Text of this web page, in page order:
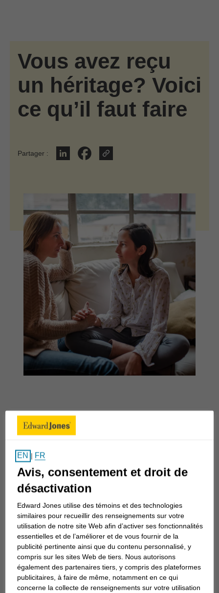
Vous avez reçu
un héritage? Voici
ce qu’il faut faire
Partager :
Conseils et perspectives
Composer avec un héritage peut être
étonnamment émotionnel. Entre la paperasse et
les décisions financières, ce sont souvent les
souvenirs, les relations et le sentiment de
responsabilité qui sont les plus lourds. Que vous
soyez toujours en deuil ou que vous ne sachiez
tout simplement pas par où commencer, vous
n’êtes pas seul. De nombreuses personnes sont
confrontées à la même combinaison de gratitude,
d’incertitude et de pression. Ce guide est là pour
vous aider à aller de l’avant en toute clarté et en
EN | FR
Avis, consentement et droit de
désactivation
Edward Jones utilise des témoins et des technologies
similaires pour recueillir des renseignements sur votre
utilisation de notre site Web afin d’activer ses fonctionnalités
essentielles et de l’améliorer et de vous fournir de la
publicité pertinente ainsi que du contenu personnalisé, y
compris sur les sites Web de tiers. Nous autorisons
également des partenaires tiers, y compris des plateformes
publicitaires, à faire de même, notamment en ce qui
concerne la collecte de renseignements sur votre utilisation